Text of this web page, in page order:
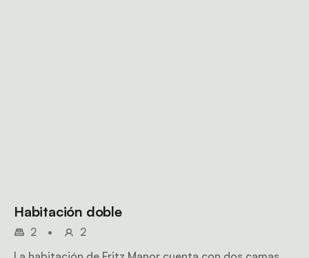
Habitación doble
2 •
2